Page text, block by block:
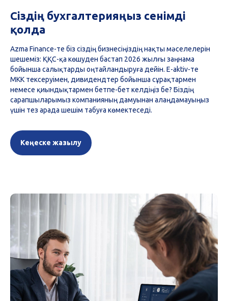
Сіздің бухгалтерияңыз сенімді
қолда
Azma Finance-те біз сіздің бизнесіңіздің нақты мәселелерін
шешеміз: ҚҚС-қа көшуден бастап 2026 жылғы заңнама
бойынша салықтарды оңтайландыруға дейін. E-aktiv-те
МКК тексеруімен, дивидендтер бойынша сұрақтармен
немесе қиындықтармен бетпе-бет келдіңіз бе? Біздің
сарапшыларымыз компанияның дамуынан алаңдамауыңыз
үшін тез арада шешім табуға көмектеседі.
Кеңеске жазылу